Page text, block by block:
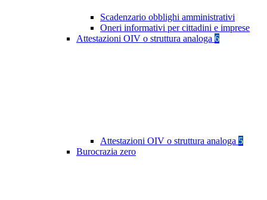
Scadenzario obblighi amministrativi
Oneri informativi per cittadini e imprese
Attestazioni OIV o struttura analoga 6
Attestazioni OIV o struttura analoga 5
Burocrazia zero